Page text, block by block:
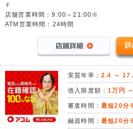
Ｆ
店舗営業時間：9:00～21:00※
ATM営業時間：24時間
実質年率： 2.4 ～
借入限度額：1万円
審査時間： 最短20分
融資時間： 最短20分